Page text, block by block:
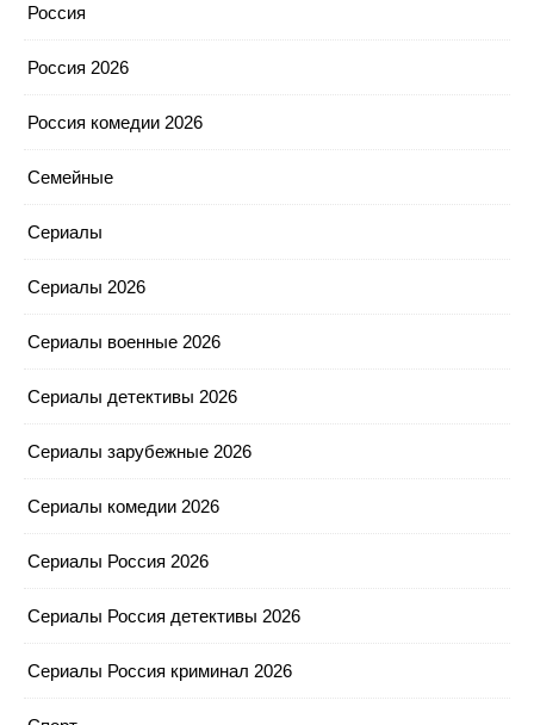
Россия
Россия 2026
Россия комедии 2026
Семейные
Сериалы
Сериалы 2026
Сериалы военные 2026
Сериалы детективы 2026
Сериалы зарубежные 2026
Сериалы комедии 2026
Сериалы Россия 2026
Сериалы Россия детективы 2026
Сериалы Россия криминал 2026